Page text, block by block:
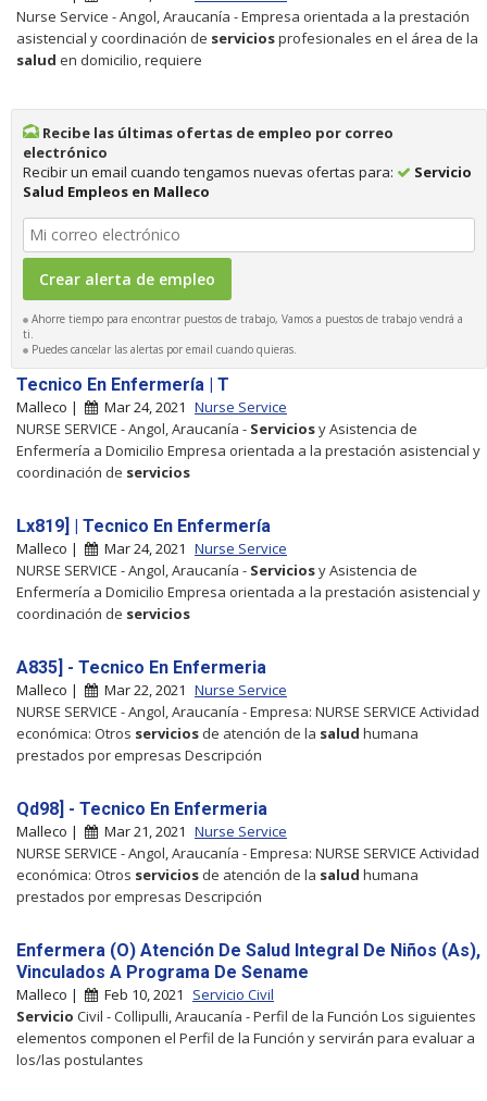
Nurse Service - Angol, Araucanía - Empresa orientada a la prestación
asistencial y coordinación de serviciosprofesionales en el área de la
salud en domicilio, requiere
Recibe las últimas ofertas de empleo por correo
electrónico
Recibir un email cuando tengamos nuevas ofertas para:
Servicio
Salud Empleos en Malleco
Ahorre tiempo para encontrar puestos de trabajo, Vamos a puestos de trabajo vendrá a
ti.
Puedes cancelar las alertas por email cuando quieras.
Tecnico En Enfermería | T
Malleco | Mar 24, 2021 Nurse Service
NURSE SERVICE - Angol, Araucanía - Serviciosy Asistencia de
Enfermería a Domicilio Empresa orientada a la prestación asistencial y
coordinación de servicios
Lx819] | Tecnico En Enfermería
Malleco | Mar 24, 2021 Nurse Service
NURSE SERVICE - Angol, Araucanía - Serviciosy Asistencia de
Enfermería a Domicilio Empresa orientada a la prestación asistencial y
coordinación de servicios
A835] - Tecnico En Enfermeria
Malleco | Mar 22, 2021 Nurse Service
NURSE SERVICE - Angol, Araucanía - Empresa: NURSE SERVICE Actividad
económica: Otros servicios de atención de la salud humana
prestados por empresas Descripción
Qd98] - Tecnico En Enfermeria
Malleco | Mar 21, 2021 Nurse Service
NURSE SERVICE - Angol, Araucanía - Empresa: NURSE SERVICE Actividad
económica: Otros servicios de atención de la salud humana
prestados por empresas Descripción
Enfermera (O) Atención De Salud Integral De Niños (As),
Vinculados A Programa De Sename
Malleco | Feb 10, 2021
Servicio Civil
Servicio Civil - Collipulli, Araucanía - Perfil de la Función Los siguientes
elementos componen el Perfil de la Función y servirán para evaluar a
los/las postulantes